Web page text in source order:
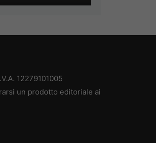
12279101005
un prodotto editoriale ai